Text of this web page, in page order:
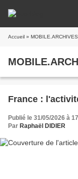
Accueil » MOBILE.ARCHIVES
France :
Publié le 31/05/2026 à
Par Raphaël DIDIER